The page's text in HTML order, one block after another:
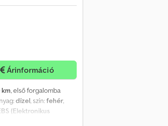
Árinformáció
, első forgalomba
dízel , szín:fehér,
(Elektronikus